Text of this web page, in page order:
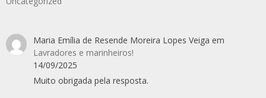
Maria Emília de Resende Moreira Lopes Veiga em
Lavradores e marinheiros!
14/09/2025
Muito obrigada pela resposta.